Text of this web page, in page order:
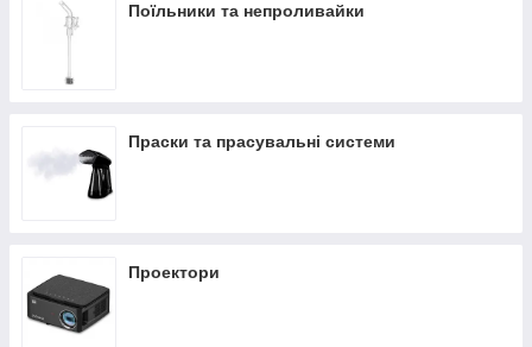
Поїльники та непроливайки
Праски та прасувальні системи
Проектори